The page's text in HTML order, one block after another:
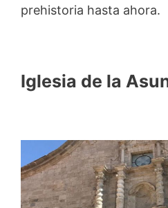
prehistoria hasta ahora.
Iglesia de la